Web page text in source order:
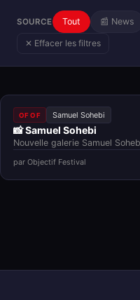
SOURCE Tout 📰 News
✕ Effacer les filtres
OF OF Samuel Sohebi
📸 Samuel Sohebi
Nouvelle galerie Samuel
par Objectif Festival